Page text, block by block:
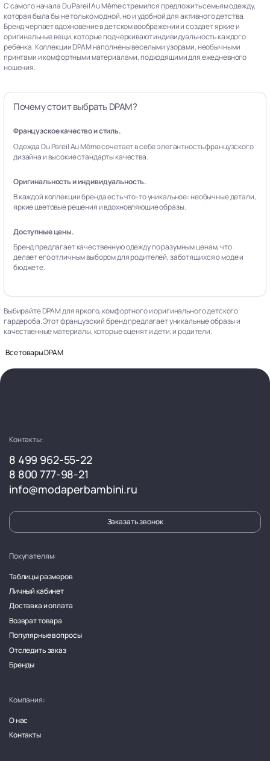
С самого начала Du Pareil Au Même стремился предложить семьям одежду,
которая была бы не только модной, но и удобной для активного детства.
Бренд черпает вдохновение в детском воображении и создает яркие и
оригинальные вещи, которые подчеркивают индивидуальность каждого
ребенка. Коллекции DPAM наполнены веселыми узорами, необычными
принтами и комфортными материалами, подходящими для ежедневного
ношения.
Почему стоит выбрать DPAM?
Французское качество и стиль.
Одежда Du Pareil Au Même сочетает в себе элегантность французского
дизайна и высокие стандарты качества.
Оригинальность и индивидуальность.
В каждой коллекции бренда есть что-то уникальное: необычные детали,
яркие цветовые решения и вдохновляющие образы.
Доступные цены.
Бренд предлагает качественную одежду по разумным ценам, что
делает его отличным выбором для родителей, заботящихся о моде и
бюджете.
Выбирайте DPAM для яркого, комфортного и оригинального детского
гардероба. Этот французский бренд предлагает уникальные образы и
качественные материалы, которые оценят и дети, и родители.
Все товары DPAM
Контакты:
8 499 962-55-22
8 800 777-98-21
info@modaperbambini.ru
Заказать звонок
Покупателям:
Таблицы размеров
Личный кабинет
Доставка и оплата
Возврат товара
Популярные вопросы
Отследить заказ
Бренды
Компания:
О нас
Контакты